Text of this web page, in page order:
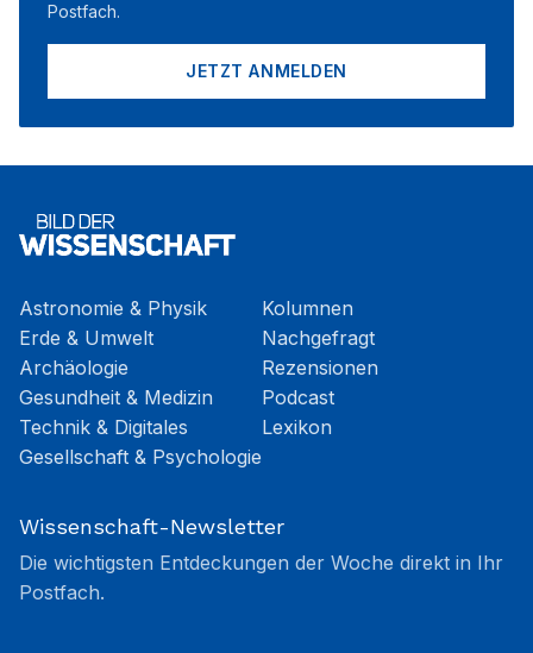
Postfach.
JETZT ANMELDEN
Astronomie & Physik
Erde & Umwelt
Archäologie
Gesundheit & Medizin
Technik & Digitales
Gesellschaft & Psychologie
Kolumnen
Nachgefragt
Rezensionen
Podcast
Lexikon
Wissenschaft-Newsletter
Die wichtigsten Entdeckungen der Woche direkt in Ihr
Postfach.